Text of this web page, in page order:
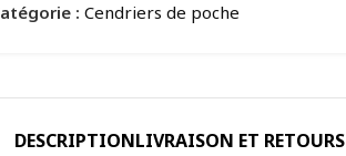
: Cendriers de poche
DESCRIPTIONLIVRAISON ET RETOURS